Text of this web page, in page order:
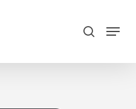
search
Menu
Close